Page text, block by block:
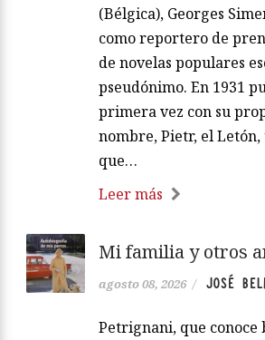
(Bélgica), Georges
como reportero de
de novelas populares
pseudónimo. En 1931
primera vez con su
nombre, Pietr, el Letón,
que…
Leer más
Mi familia y otros
agosto 08, 2026 / JOSÉ
Petrignani, que conoce